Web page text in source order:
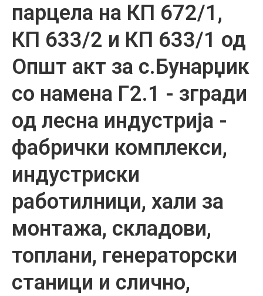
парцела на КП 672/1,
КП 633/2 и КП 633/1 од
Општ акт за с.Бунарџик
со намена Г2.1 - згради
од лесна индустрија -
фабрички комплекси,
индустриски
работилници, хали за
монтажа, складови,
топлани, генераторски
станици и слично,